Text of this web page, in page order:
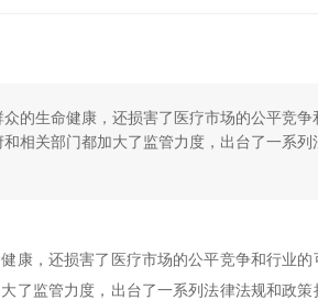
的生命健康，还损害了医疗市场的公平竞
相关部门都加大了监管力度，出台了一系
康，还损害了医疗市场的公平竞争和行业
了监管力度，出台了一系列法律法规和政